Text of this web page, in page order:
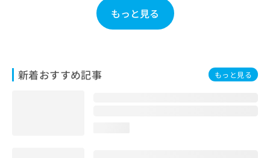
もっと見る
新着おすすめ記事 もっと見る
せ
は